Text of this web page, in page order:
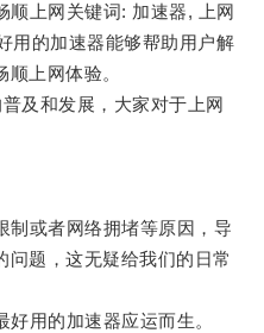
上网关键词: 加速器, 上网
用的加速器能够帮助用户解
上网体验。
和发展，大家对于上网
或者网络拥堵等原因，导
问题，这无疑给我们的日常
用的加速器应运而生。